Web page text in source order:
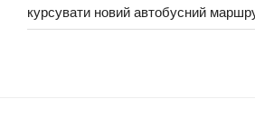
курсувати новий автобусний